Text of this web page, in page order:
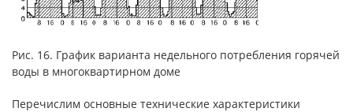
Рис. 16. График варианта недельного потребления горячей
воды в многоквартирном доме
Перечислим основные технические характеристики